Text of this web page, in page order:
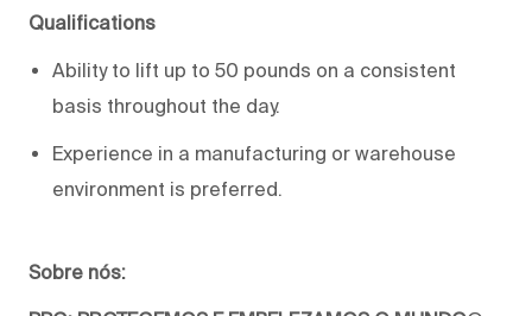
Qualifications
Ability to lift up to 50 pounds on a consistent
basis throughout the day.
Experience in a manufacturing or warehouse
environment is preferred.
Sobre nós: